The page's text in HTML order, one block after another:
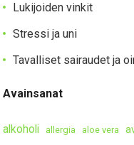
Lukijoiden vinkit
Stressi ja uni
Tavalliset sairaudet ja
Avainsanat
alkoholi allergia aloe vera